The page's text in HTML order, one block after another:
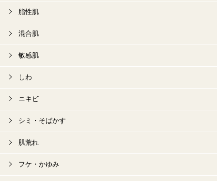
脂性肌
混合肌
敏感肌
しわ
ニキビ
シミ・そばかす
肌荒れ
フケ・かゆみ